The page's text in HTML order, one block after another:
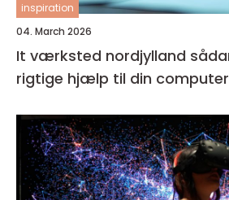
inspiration
04. March 2026
It værksted nordjylland sådan vælger du den
rigtige hjælp til din computer